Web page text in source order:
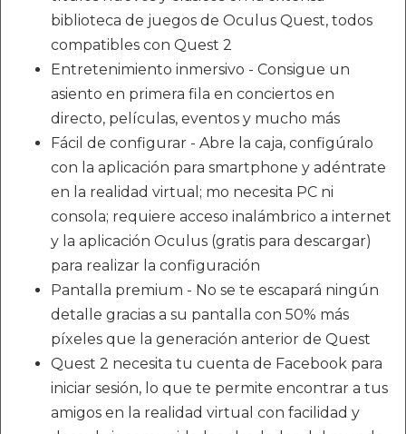
biblioteca de juegos de Oculus Quest, todos
compatibles con Quest 2
Entretenimiento inmersivo - Consigue un
asiento en primera fila en conciertos en
directo, películas, eventos y mucho más
Fácil de configurar - Abre la caja, configúralo
con la aplicación para smartphone y adéntrate
en la realidad virtual; mo necesita PC ni
consola; requiere acceso inalámbrico a internet
y la aplicación Oculus (gratis para descargar)
para realizar la configuración
Pantalla premium - No se te escapará ningún
detalle gracias a su pantalla con 50% más
píxeles que la generación anterior de Quest
Quest 2 necesita tu cuenta de Facebook para
iniciar sesión, lo que te permite encontrar a tus
amigos en la realidad virtual con facilidad y